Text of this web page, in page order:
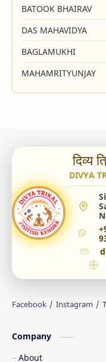
BATOOK BHAIRAV
DAS MAHAVIDYA
BAGLAMUKHI
MAHAMRITYUNJAY
दिव्य
DIVYA
Company
About